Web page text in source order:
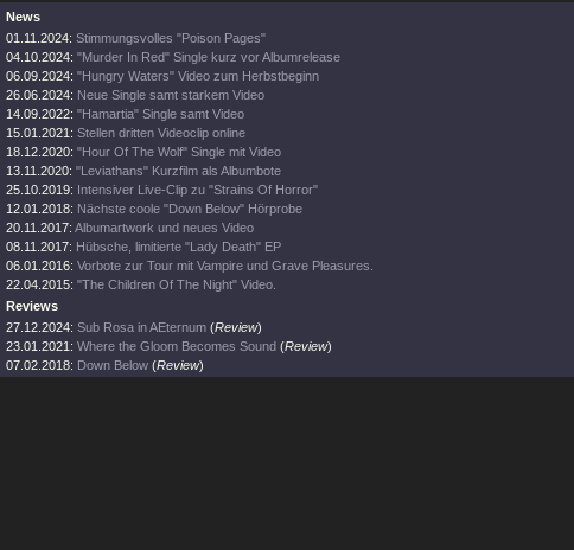
News
01.11.2024: Stimmungsvolles "Poison Pages"
04.10.2024: "Murder In Red" Single kurz vor Albumrelease
06.09.2024: "Hungry Waters" Video zum Herbstbeginn
26.06.2024: Neue Single samt starkem Video
14.09.2022: "Hamartia" Single samt Video
15.01.2021: Stellen dritten Videoclip online
18.12.2020: "Hour Of The Wolf" Single mit Video
13.11.2020: "Leviathans" Kurzfilm als Albumbote
25.10.2019: Intensiver Live-Clip zu "Strains Of Horror"
12.01.2018: Nächste coole "Down Below" Hörprobe
20.11.2017: Albumartwork und neues Video
08.11.2017: Hübsche, limitierte "Lady Death" EP
06.01.2016: Vorbote zur Tour mit Vampire und Grave Pleasures.
22.04.2015: "The Children Of The Night" Video.
Reviews
27.12.2024: Sub Rosa in AEternum (Review)
23.01.2021: Where the Gloom Becomes Sound (Review)
07.02.2018: Down Below (Review)